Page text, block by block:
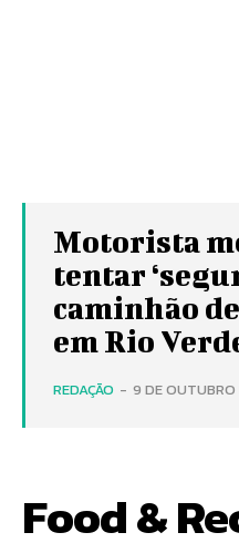
Motorista
tentar
caminhão
em Rio
REDAÇÃO - 9 DE OUTUBRO
Food &